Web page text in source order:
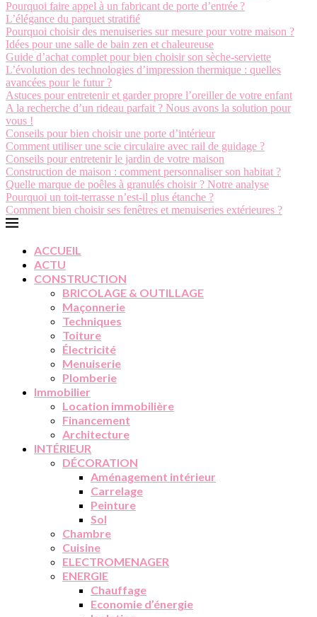
Pourquoi faire appel à un fabricant de porte d’entrée ?
L’élégance du parquet stratifié
Pourquoi choisir des menuiseries sur mesure pour votre maison ?
Idées pour une salle de bain zen et chaleureuse
Guide d’achat complet pour bien choisir son sèche-serviette
L’évolution des technologies d’impression thermique : quelles
avancées pour le futur ?
Astuces pour entretenir et garder propre l’oreiller de votre enfant
A la recherche d’un rideau parfait ? Nous avons la solution pour
vous !
Conseils pour bien choisir une porte d’intérieur
Comment utiliser une scie circulaire avec rail de guidage ?
Conseils pour entretenir le jardin de votre maison
Construction de maison : comment personnaliser son habitat ?
Quelle marque de poêles à granulés choisir ? Notre analyse
Pourquoi un toit-terrasse n’est-il plus étanche ?
Comment bien choisir ses fenêtres et menuiseries extérieures ?
ACCUEIL
ACTU
CONSTRUCTION
BRICOLAGE & OUTILLAGE
Maçonnerie
Techniques
Toiture
Électricité
Menuiserie
Plomberie
Immobilier
Location immobilière
Financement
Architecture
INTÉRIEUR
DÉCORATION
Aménagement intérieur
Carrelage
Peinture
Sol
Chambre
Cuisine
ELECTROMENAGER
ENERGIE
Chauffage
Economie d’énergie